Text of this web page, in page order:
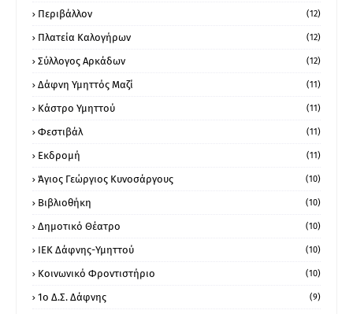
Περιβάλλον (12)
Πλατεία Καλογήρων (12)
Σύλλογος Αρκάδων (12)
Δάφνη Υμηττός Μαζί (11)
Κάστρο Υμηττού (11)
Φεστιβάλ (11)
Εκδρομή (11)
Άγιος Γεώργιος Κυνοσάργους (10)
Βιβλιοθήκη (10)
Δημοτικό Θέατρο (10)
ΙΕΚ Δάφνης-Υμηττού (10)
Κοινωνικό Φροντιστήριο (10)
1ο Δ.Σ. Δάφνης (9)